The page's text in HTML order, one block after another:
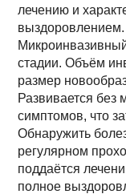
лечению и
выздоровлением.
стадии. Объём
размер
Развивается без
симптомов, что
Обнаружить
регулярном
поддаётся
полное